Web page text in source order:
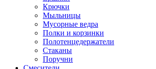
Крючки
Мыльницы
Мусорные ведра
Полки и корзинки
Полотенцедержатели
Стаканы
Поручни